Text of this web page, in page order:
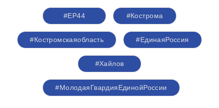
#ЕР44 #Кострома
#Костромскаяобласть #‎ЕдинаяРоссия
#Хайлов
#МолодаяГвардияЕдинойРоссии